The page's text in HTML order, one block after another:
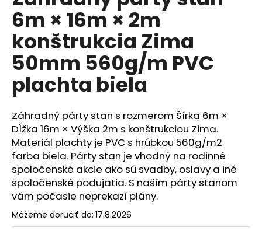
0,0
z
5
hviezdičiek.
6m × 16m × 2m
konštrukcia Zima
50mm 560g/m PVC
plachta biela
Záhradný párty stan s rozmerom Šírka 6m ×
Dĺžka 16m × Výška 2m s konštrukciou Zima.
Materiál plachty je PVC s hrúbkou 560g/m2
farba biela. Párty stan je vhodný na rodinné
spoločenské akcie ako sú svadby, oslavy a iné
spoločenské podujatia. S naším párty stanom
vám počasie neprekazí plány.
Môžeme doručiť do: 17.8.2026
á
j
s
ť
?
HĽADAŤ
O
d
p
o